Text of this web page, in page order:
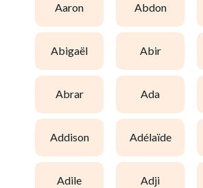
aaron abdon
abigaël abir
abrar ada
addison adélaïde
adile adji